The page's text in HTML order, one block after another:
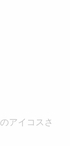
のアイコスさ